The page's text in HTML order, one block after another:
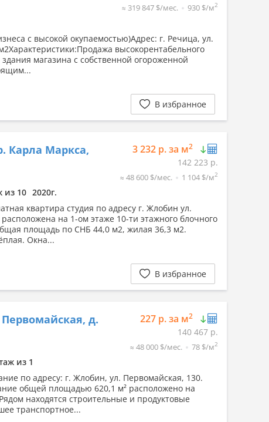
≈ 319 847 $/мес. 930 $/м2
с высокой окупаемостью)Адрес: г. Речица, ул.
высокорентабельного
магазина с собственной огороженной
В избранное
Карла Маркса,
3 232 р. за м2
142 223 р.
≈ 48 600 $/мес. 1 104 $/м2
из 10 2020г.
квартира студия по адресу г. Жлобин ул.
на 1-ом этаже 10-ти этажного блочного
площадь по СНБ 44,0 м2, жилая 36,3 м2.
Окна...
В избранное
д.
227 р. за м2
140 467 р.
≈ 48 000 $/мес. 78 $/м2
из 1
по адресу: г. Жлобин, ул. Первомайская, 130.
общей площадью 620,1 м² расположено на
находятся строительные и продуктовые
транспортное...